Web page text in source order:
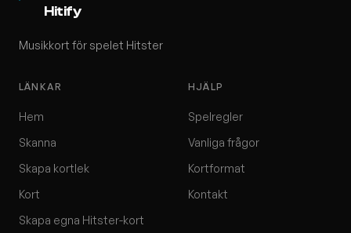
Hitify
Musikkort för spelet Hitster
LÄNKAR
Hem
Skanna
Skapa kortlek
Kort
Skapa egna Hitster-kort
HJÄLP
Spelregler
Vanliga frågor
Kortformat
Kontakt